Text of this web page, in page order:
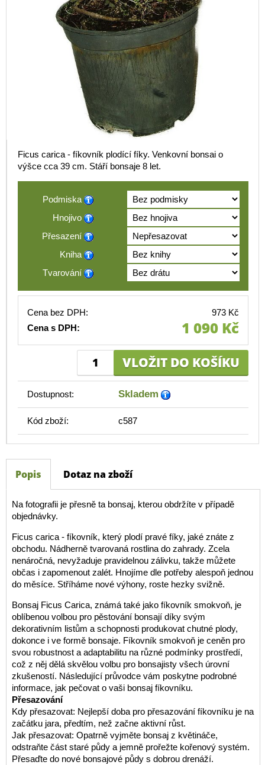
Ficus carica - fíkovník plodící fíky. Venkovní bonsai o
výšce cca 39 cm. Stáří bonsaje 8 let.
Podmiska
Hnojivo
Přesazení
Kniha
Tvarování
Cena bez DPH:
973 Kč
Cena s DPH:
1 090 Kč
Dostupnost: Skladem
Kód zboží: c587
Popis Dotaz na zboží
Na fotografii je přesně ta bonsaj, kterou obdržíte v případě
objednávky.
Ficus carica - fíkovník, který plodí pravé fíky, jaké znáte z
obchodu. Nádherně tvarovaná rostlina do zahrady. Zcela
nenáročná, nevyžaduje pravidelnou zálivku, takže můžete
občas i zapomenout zalét. Hnojíme dle potřeby alespoň jednou
do měsíce. Stříháme nové výhony, roste hezky svižně.
Bonsaj Ficus Carica, známá také jako fíkovník smokvoň, je
oblíbenou volbou pro pěstování bonsají díky svým
dekorativním listům a schopnosti produkovat chutné plody,
dokonce i ve formě bonsaje. Fíkovník smokvoň je ceněn pro
svou robustnost a adaptabilitu na různé podmínky prostředí,
což z něj dělá skvělou volbu pro bonsajisty všech úrovní
zkušeností. Následující průvodce vám poskytne podrobné
informace, jak pečovat o vaši bonsaj fíkovníku.
Přesazování
Kdy přesazovat: Nejlepší doba pro přesazování fíkovníku je na
začátku jara, předtím, než začne aktivní růst.
Jak přesazovat: Opatrně vyjměte bonsaj z květináče,
odstraňte část staré půdy a jemně prořežte kořenový systém.
Přesaďte do nové bonsajové půdy s dobrou drenáží.